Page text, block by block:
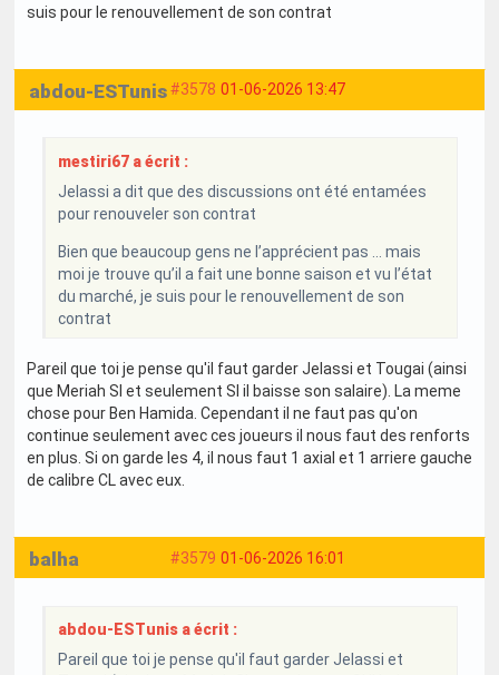
suis pour le renouvellement de son contrat
#3578 01-06-2026 13:47
abdou-ESTunis
mestiri67 a écrit :
Jelassi a dit que des discussions ont été entamées
pour renouveler son contrat
Bien que beaucoup gens ne l’apprécient pas … mais
moi je trouve qu’il a fait une bonne saison et vu l’état
du marché, je suis pour le renouvellement de son
contrat
Pareil que toi je pense qu'il faut garder Jelassi et Tougai (ainsi
que Meriah SI et seulement SI il baisse son salaire). La meme
chose pour Ben Hamida. Cependant il ne faut pas qu'on
continue seulement avec ces joueurs il nous faut des renforts
en plus. Si on garde les 4, il nous faut 1 axial et 1 arriere gauche
de calibre CL avec eux.
#3579 01-06-2026 16:01
balha
abdou-ESTunis a écrit :
Pareil que toi je pense qu'il faut garder Jelassi et